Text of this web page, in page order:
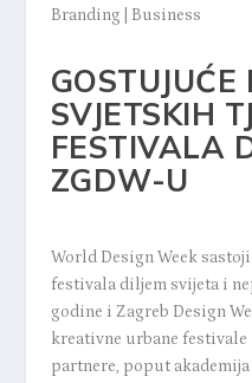
Branding Business
SVJETSKIH
FESTIVALA
ZGDW-U
World Design Week
festivala diljem svijeta i
godine i Zagreb Design
kreativne urbane
partnere, poput